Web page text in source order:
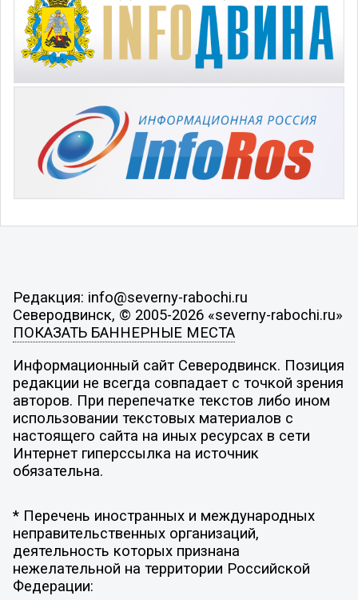
Редакция: info@severny-rabochi.ru
Северодвинск, © 2005-2026 «severny-rabochi.ru»
ПОКАЗАТЬ БАННЕРНЫЕ МЕСТА
Информационный сайт Северодвинск. Позиция
редакции не всегда совпадает с точкой зрения
авторов. При перепечатке текстов либо ином
использовании текстовых материалов с
настоящего сайта на иных ресурсах в сети
Интернет гиперссылка на источник
обязательна.
* Перечень иностранных и международных
неправительственных организаций,
деятельность которых признана
нежелательной на территории Российской
Федерации: